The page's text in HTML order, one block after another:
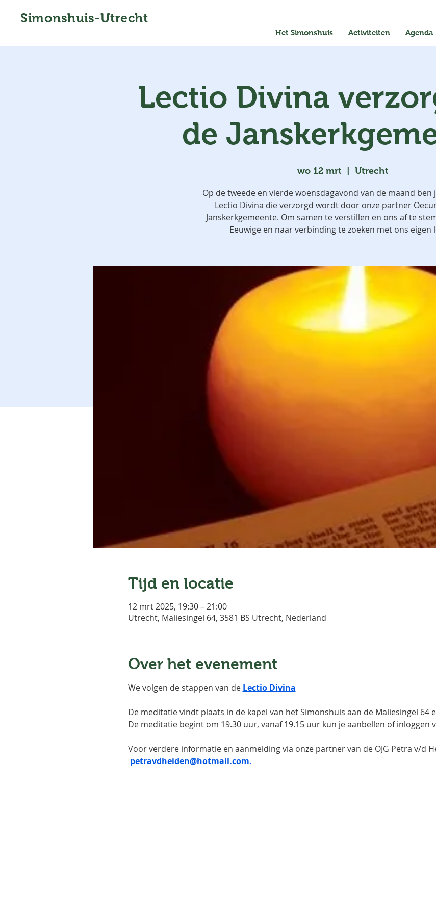
Simonshuis-Utrecht
Het Simonshuis Activiteiten Agenda
Lectio Divina
de
wo 12 mrt Utrecht
Op de tweede en vierde woensdagavond van de maand ben
Lectio Divina die verzorgd wordt door onze partner
Janskerkgemeente. Om samen te verstillen en ons af te
Eeuwige en naar verbinding te zoeken met ons eigen
Tijd en locatie
12 mrt 2025, 19:30 – 21:00
Utrecht, Maliesingel 64, 3581 BS Utrecht, Nederland
Over het evenement
We volgen de stappen van de Lectio Divina
De meditatie vindt plaats in de kapel van het Simonshuis aan de Maliesingel 64
De meditatie begint om 19.30 uur, vanaf 19.15 uur kun je aanbellen of inloggen
Voor verdere informatie en aanmelding via onze partner van de OJG Petra v/d
petravdheiden@hotmail.com.